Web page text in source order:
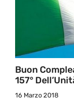
Buon
157°
16 Marzo 2018